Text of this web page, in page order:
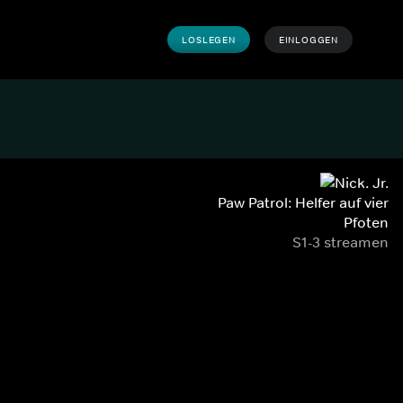
LOSLEGEN EINLOGGEN
Paw Patrol: Helfer auf vier
Pfoten
S1-3 streamen